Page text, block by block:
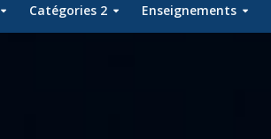
Catégories 2 Enseignements